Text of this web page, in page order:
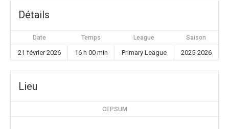
Détails
Date Temps League Saison
21 février 2026 16 h 00 min Primary League 2025-2026
Lieu
CEPSUM